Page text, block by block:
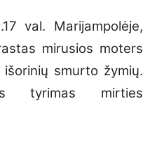
val. Marijampolėje,
mirusios moters
smurto žymių.
tyrimas mirties